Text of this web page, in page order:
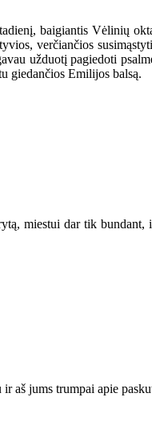
baigiantis Vėlinių
verčiančios
užduotį pagiedoti
giedančios Emilijos balsą.
miestui dar tik
aš jums trumpai apie